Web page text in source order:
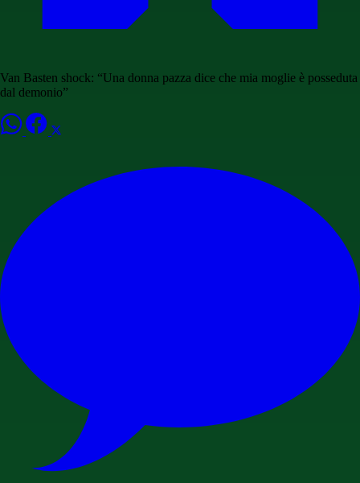
Van Basten shock: “Una donna pazza dice che mia moglie è posseduta
dal demonio”